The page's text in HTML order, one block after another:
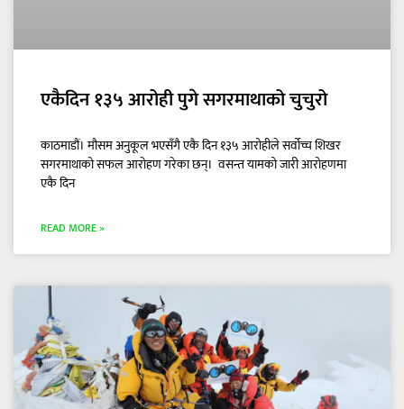
एकैदिन १३५ आरोही पुगे सगरमाथाको चुचुरो
काठमाडौं। मौसम अनुकूल भएसँगै एकै दिन १३५ आरोहीले सर्वोच्च शिखर
सगरमाथाको सफल आरोहण गरेका छन्। वसन्त यामको जारी आरोहणमा
एकै दिन
READ MORE »